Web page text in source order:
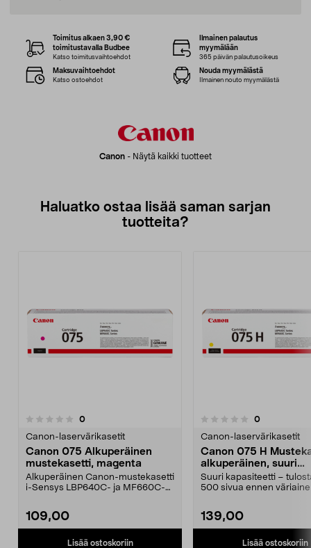
Canon - Näytä kaikki tuotteet
Toimitus alkaen 3,90 €
toimitustavalla Budbee
Katso toimitusvaihtoehdot
Ilmainen palautus
myymälään
365 päivän palautusoikeus
Maksuvaihtoehdot
Katso ostoehdot
Nouda myymälästä
Ilmainen nouto myymälästä
Haluatko ostaa lisää saman sarjan
tuotteita?
0arvostelut
Canon-laservärikasetit
Canon 075 Alkuperäinen
mustekasetti, magenta
Alkuperäinen Canon-mustekasetti
i-Sensys LBP640C- ja MF660C-
109,00
Lisää ostoskoriin
0.0 viidestä
0arvostelut
Canon-laservärikasetit
Canon 075 H
alkuperäinen, suuri
kapasiteetti, keltainen
Suuri kapasiteetti –
500 sivua ennen
139,00
Lisää ostoskoriin
0.0 viidestä